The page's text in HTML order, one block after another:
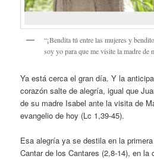
“¡Bendita tú entre las mujeres y
soy yo para que me visite la madre de
Ya está cerca el gran día. Y la
corazón salte de alegría, igual que
de su madre Isabel ante la visita de
evangelio de hoy (Lc 1,39-45).
Esa alegría ya se destila en la
Cantar de los Cantares (2,8-14), en la